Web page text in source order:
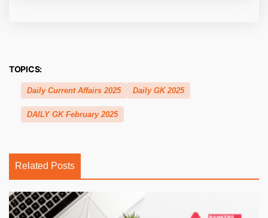
TOPICS:
Daily Current Affairs 2025 Daily GK 2025
DAILY GK February 2025
Related Posts